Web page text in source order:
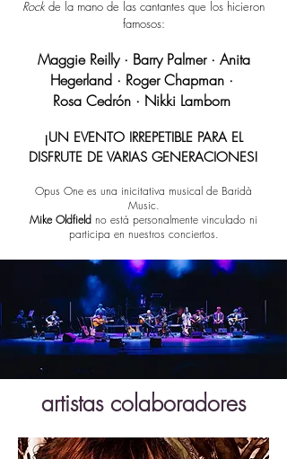
Rock de la mano de las cantantes que los hicieron
famosos:
Maggie Reilly · Barry Palmer · Anita
Hegerland · Roger Chapman ·
Rosa Cedrón · Nikki Lamborn
¡UN EVENTO IRREPETIBLE PARA EL
DISFRUTE DE VARIAS GENERACIONES!
Opus One es una inicitativa musical de Baridà
Music.
Mike Oldfield no está personalmente vinculado ni
participa en nuestros conciertos.
artistas colaboradores